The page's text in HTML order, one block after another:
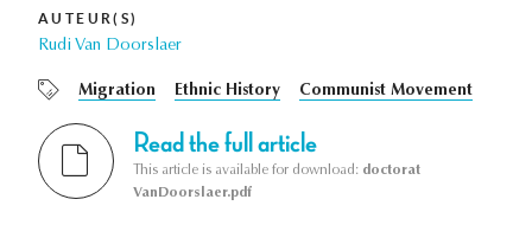
AUTEUR(S)
Rudi Van Doorslaer
Migration Ethnic History Communist Movement
Read the full article
This article is available for download: doctorat
VanDoorslaer.pdf